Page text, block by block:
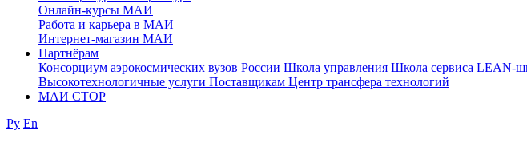
Онлайн-курсы МАИ
Работа и карьера в МАИ
Интернет-магазин МАИ
Партнёрам
Консорциум аэрокосмических вузов России Школа управления Школа сервиса LEAN-
Высокотехнологичные услуги Поставщикам Центр трансфера технологий
МАИ СТОР
Ру En